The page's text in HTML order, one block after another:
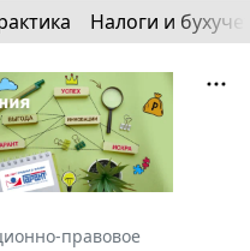
Налоги и
правовое